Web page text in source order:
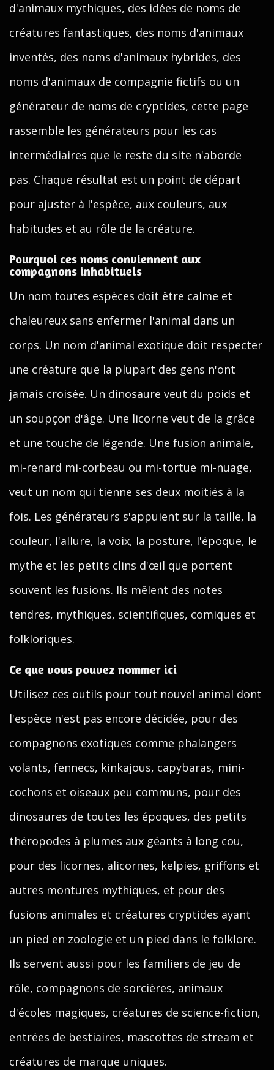
d'animaux mythiques, des idées de noms de
créatures fantastiques, des noms d'animaux
inventés, des noms d'animaux hybrides, des
noms d'animaux de compagnie fictifs ou un
générateur de noms de cryptides, cette page
rassemble les générateurs pour les cas
intermédiaires que le reste du site n'aborde
pas. Chaque résultat est un point de départ
pour ajuster à l'espèce, aux couleurs, aux
habitudes et au rôle de la créature.
Pourquoi ces noms conviennent aux
compagnons inhabituels
Un nom toutes espèces doit être calme et
chaleureux sans enfermer l'animal dans un
corps. Un nom d'animal exotique doit respecter
une créature que la plupart des gens n'ont
jamais croisée. Un dinosaure veut du poids et
un soupçon d'âge. Une licorne veut de la grâce
et une touche de légende. Une fusion animale,
mi-renard mi-corbeau ou mi-tortue mi-nuage,
veut un nom qui tienne ses deux moitiés à la
fois. Les générateurs s'appuient sur la taille, la
couleur, l'allure, la voix, la posture, l'époque, le
mythe et les petits clins d'œil que portent
souvent les fusions. Ils mêlent des notes
tendres, mythiques, scientifiques, comiques et
folkloriques.
Ce que vous pouvez nommer ici
Utilisez ces outils pour tout nouvel animal dont
l'espèce n'est pas encore décidée, pour des
compagnons exotiques comme phalangers
volants, fennecs, kinkajous, capybaras, mini-
cochons et oiseaux peu communs, pour des
dinosaures de toutes les époques, des petits
théropodes à plumes aux géants à long cou,
pour des licornes, alicornes, kelpies, griffons et
autres montures mythiques, et pour des
fusions animales et créatures cryptides ayant
un pied en zoologie et un pied dans le folklore.
Ils servent aussi pour les familiers de jeu de
rôle, compagnons de sorcières, animaux
d'écoles magiques, créatures de science-fiction,
entrées de bestiaires, mascottes de stream et
créatures de marque uniques.